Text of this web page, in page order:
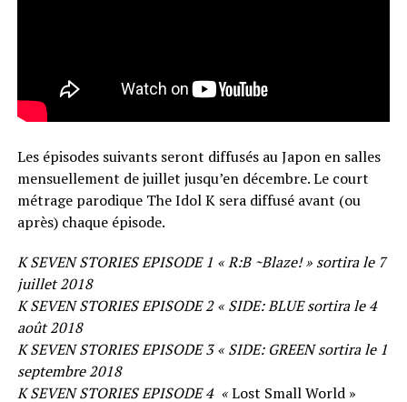
Les épisodes suivants seront diffusés au Japon en salles
mensuellement de juillet jusqu’en décembre. Le court
métrage parodique The Idol K sera diffusé avant (ou
après) chaque épisode.
K SEVEN STORIES EPISODE 1 « R:B ~Blaze! » sortira le 7
juillet 2018
K SEVEN STORIES EPISODE 2 « SIDE: BLUE sortira le 4
août 2018
K SEVEN STORIES EPISODE 3 « SIDE: GREEN sortira le 1
septembre 2018
K SEVEN STORIES EPISODE 4 «Lost Small World »